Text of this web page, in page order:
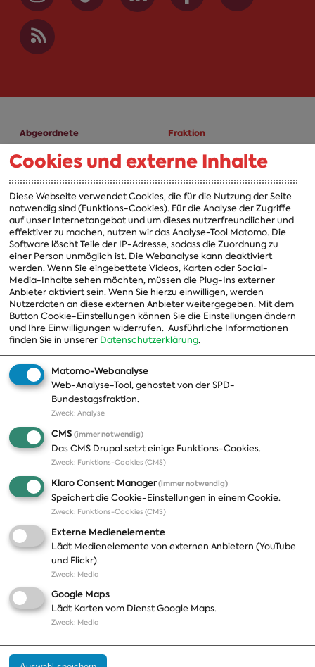
Abgeordnete
A-Z
Fraktion
Fraktion
Vorsitzender
Vorstand
Arbeitsgruppen
Ausschussvorsitzende
Beauftragte
Landesgruppen
Organisation
Themen
Positionen
Publikationen
Presse
Fotos
Pressekontakt
Termine
Jobs und Ausbildung
Häufige Fragen
Podcast
Abonnements
Aktualisierungen
Kontakt
Impressum
Cookies und externe Inhalte
Diese Webseite verwendet Cookies, die für die Nutzung der Seite
notwendig sind (Funktions-Cookies). Für die Analyse der Zugriffe
auf unser Internetangebot und um dieses nutzerfreundlicher und
effektiver zu machen, nutzen wir das Analyse-Tool Matomo. Die
Software löscht Teile der IP-Adresse, sodass die Zuordnung zu
einer Person unmöglich ist. Die Webanalyse kann deaktiviert
werden. Wenn Sie eingebettete Videos, Karten oder Social-
Media-Inhalte sehen möchten, müssen die Plug-Ins externer
Anbieter aktiviert sein. Wenn Sie hierzu einwilligen, werden
Nutzerdaten an diese externen Anbieter weitergegeben. Mit dem
Button Cookie-Einstellungen können Sie die Einstellungen ändern
und Ihre Einwilligungen widerrufen. Ausführliche Informationen
finden Sie in unserer Datenschutzerklärung.
Matomo-Webanalyse
Web-Analyse-Tool, gehostet von der SPD-
Bundestagsfraktion.
Zweck: Analyse
CMS (immer notwendig)
Das CMS Drupal setzt einige Funktions-Cookies.
Zweck: Funktions-Cookies (CMS)
Klaro Consent Manager(immer notwendig)
Speichert die Cookie-Einstellungen in einem Cookie.
Zweck: Funktions-Cookies (CMS)
Externe Medienelemente
Lädt Medienelemente von externen Anbietern (YouTube
und Flickr).
Zweck: Media
Google Maps
Lädt Karten vom Dienst Google Maps.
Zweck: Media